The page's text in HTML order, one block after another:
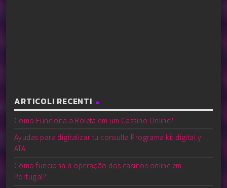
ARTICOLI RECENTI
Como Funciona a Roleta em um Cassino Online?
Ayudas para digitalizar tu consulta Programa kit digital y
ATA.
Como funciona a operação dos casinos online em
Portugal?